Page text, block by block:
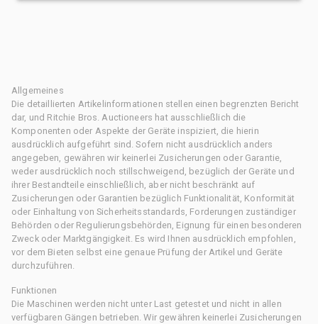
Allgemeines
Die detaillierten Artikelinformationen stellen einen begrenzten Bericht
dar, und Ritchie Bros. Auctioneers hat ausschließlich die
Komponenten oder Aspekte der Geräte inspiziert, die hierin
ausdrücklich aufgeführt sind. Sofern nicht ausdrücklich anders
angegeben, gewähren wir keinerlei Zusicherungen oder Garantie,
weder ausdrücklich noch stillschweigend, bezüglich der Geräte und
ihrer Bestandteile einschließlich, aber nicht beschränkt auf
Zusicherungen oder Garantien bezüglich Funktionalität, Konformität
oder Einhaltung von Sicherheitsstandards, Forderungen zuständiger
Behörden oder Regulierungsbehörden, Eignung für einen besonderen
Zweck oder Marktgängigkeit. Es wird Ihnen ausdrücklich empfohlen,
vor dem Bieten selbst eine genaue Prüfung der Artikel und Geräte
durchzuführen.
Funktionen
Die Maschinen werden nicht unter Last getestet und nicht in allen
verfügbaren Gängen betrieben. Wir gewähren keinerlei Zusicherungen